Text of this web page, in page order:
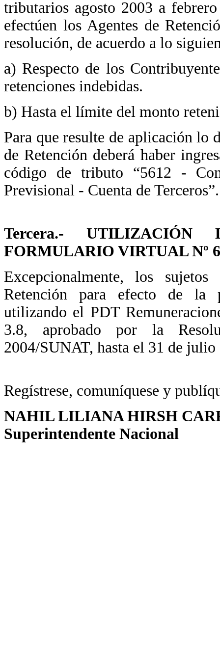
tributarios agosto 2003 a
efectúen los Agentes de
resolución, de acuerdo a lo
a) Respecto de los
retenciones indebidas.
b) Hasta el límite del monto
Para que resulte de aplicación lo
de Retención deberá haber
código de tributo “5612 -
Previsional - Cuenta de Terceros”.
Tercera.- UTILIZACIÓN
FORMULARIO VIRTUAL Nº
Excepcionalmente, los
Retención para efecto de la
utilizando el PDT
3.8, aprobado por la
2004/SUNAT, hasta el 31 de julio
Regístrese, comuníquese y
NAHIL LILIANA HIRSH
Superintendente Nacional